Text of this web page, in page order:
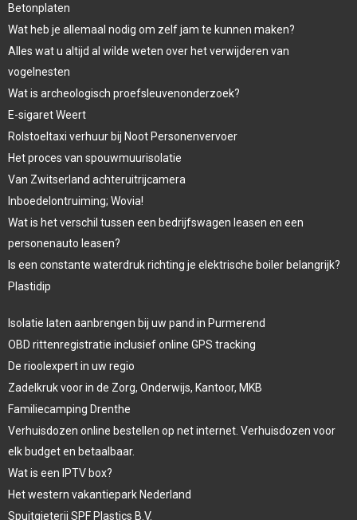
Betonplaten
Wat heb je allemaal nodig om zelf jam te kunnen maken?
Alles wat u altijd al wilde weten over het verwijderen van
vogelnesten
Wat is archeologisch proefsleuvenonderzoek?
E-sigaret Weert
Rolstoeltaxi verhuur bij Noot Personenvervoer
Het proces van spouwmuurisolatie
Van Zwitserland achteruitrijcamera
Inboedelontruiming; Wovia!
Wat is het verschil tussen een bedrijfswagen leasen en een
personenauto leasen?
Is een constante waterdruk richting je elektrische boiler belangrijk?
Plastidip
Isolatie laten aanbrengen bij uw pand in Purmerend
OBD rittenregistratie inclusief online GPS tracking
De rioolexpert in uw regio
Zadelkruk voor in de Zorg, Onderwijs, Kantoor, MKB
Familiecamping Drenthe
Verhuisdozen online bestellen op net internet. Verhuisdozen voor
elk budget en betaalbaar.
Wat is een IPTV box?
Het western vakantiepark Nederland
Spuitgieterij SPF Plastics B.V.